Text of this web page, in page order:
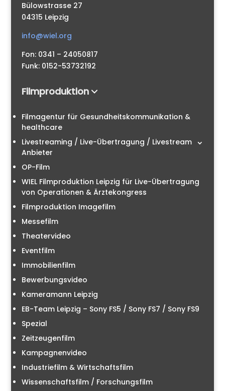
Bülowstrasse 27
04315 Leipzig
info@wiel.org
Fon: 0341 – 24050817
Funk: 0152-53732192
Filmproduktion
Filmagentur für Gesundheitskommunikation &
healthcare
Livestreaming / Live-Übertragung / Livestream
Anbieter
OP-Film
WIEL Filmproduktion Leipzig für Live-Übertragung
von Operationen & Ärztekongress
Filmproduktion Imagefilm
Messefilm
Theatervideo
Eventfilm
Immobilienfilm
Bewerbungsvideo
Kameramann Leipzig
EB-Team Leipzig – Sony FS5 / Sony FS7 / Sony FS9
Spezial
Zeitzeugenfilm
Kampagnenvideo
Industriefilm & Wirtschaftsfilm
Wissenschaftsfilm / Forschungsfilm